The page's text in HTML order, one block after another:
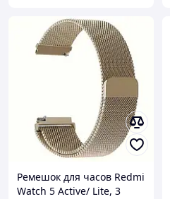
Ремешок для часов Redmi
Watch 5 Active/ Lite, 3